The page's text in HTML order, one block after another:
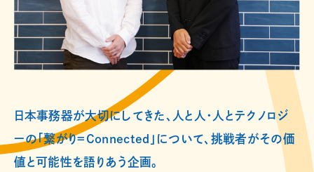
日本事務器が大切にしてきた、人と人・人とテクノロジ
ーの「繋がり＝Connected」について、挑戦者がその価
値と可能性を語りあう企画。